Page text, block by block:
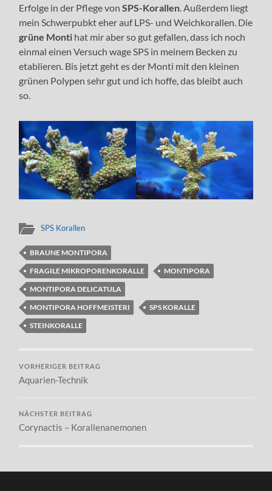
Erfolge in der Pflege vonSPS-Korallen. Außerdem liegt
mein Schwerpubkt eher auf LPS- und Weichkorallen. Die
grüne Monti hat mir aber so gut gefallen, dass ich noch
einmal einen Versuch wage SPS in meinem Becken zu
etablieren. Bis jetzt geht es der Monti mit den kleinen
grünen Polypen sehr gut und ich hoffe, das bleibt auch
so.
SPS Korallen
BRAUNE MONTIPORA
FRAGILE MIKROPORENKORALLE
MONTIPORA
MONTIPORA DELICATULA
MONTIPORA HOFFMEISTERI
SPS KORALLE
STEINKORALLE
VORHERIGER BEITRAG
Aquarien-Technik
NÄCHSTER BEITRAG
Corynactis – Korallenanemonen